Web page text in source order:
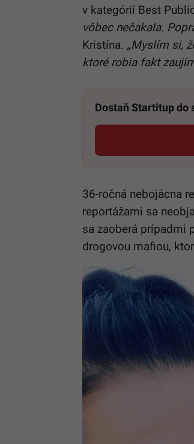
v kategórií Best
vôbec nečakala.
Kristína. „Myslím si,
ktoré robia fakt
Dostaň Startitup do
36-ročná nebojácna
reportážami sa
sa zaoberá prípadmi
drogovou mafiou,